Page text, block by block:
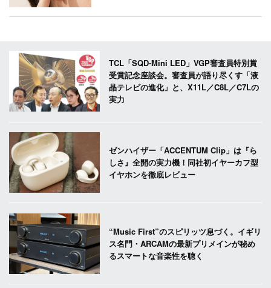
TCL「SQD-Mini LED」VGP審査員特別賞
受賞記念座談会。審査員が語り尽くす「液
晶テレビの進化」と、X11L／C8L／C7Lの
実力
ゼンハイザー「ACCENTUM Clip」は『ら
しさ』全開の実力機！同社初イヤーカフ型
イヤホンを徹底レビュー
“Music First”のスピリッツ息づく。イギリ
ス名門・ARCAMの最新プリメインが秘め
るスマートな音楽性を聴く